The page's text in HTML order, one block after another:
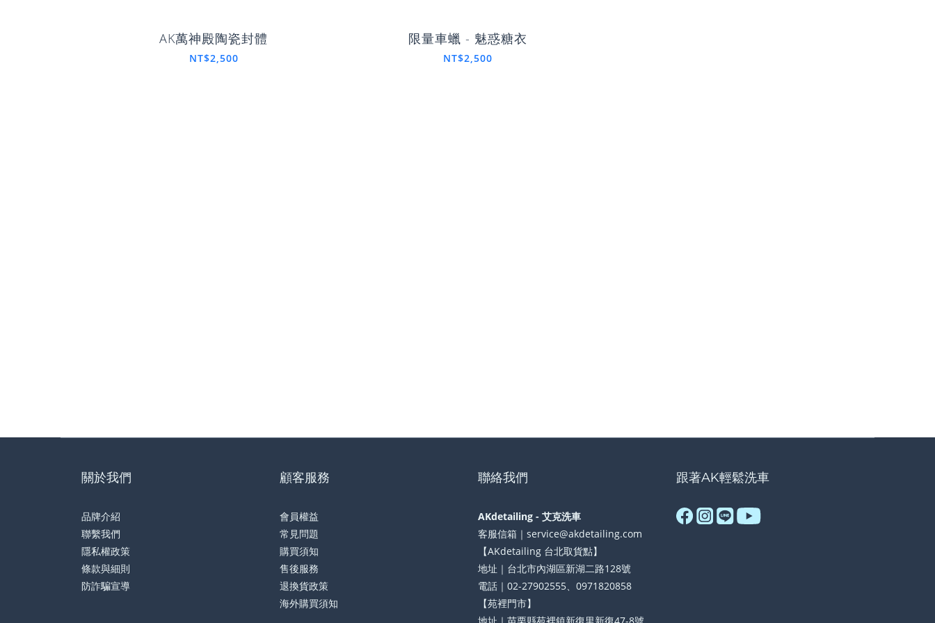
AK萬神殿陶瓷封體
NT$2,500
限量車蠟 - 魅惑糖衣
NT$2,500
關於我們
品牌介紹
聯繫我們
隱私權政策
條款與細則
防詐騙宣導
顧客服務
會員權益
常見問題
購買須知
售後服務
退換貨政策
海外購買須知
聯絡我們
AKdetailing - 艾克洗車
客服信箱｜service@akdetailing.com
【AKdetailing 台北取貨點】
地址｜台北市內湖區新湖二路128號
電話｜02-27902555、0971820858
【苑裡門市】
跟著AK輕鬆洗車